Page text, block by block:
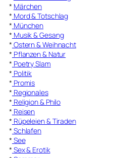
* Märchen
* Mord & Totschlag
* München
* Musik & Gesang
* Ostern & Weihnacht
* Pflanzen & Natur
* Poetry Slam
* Politik
* Promis
* Regionales
* Religion & Philo
* Reisen
* Rüpeleien & Tiraden
* Schlafen
* See
* Sex & Erotik